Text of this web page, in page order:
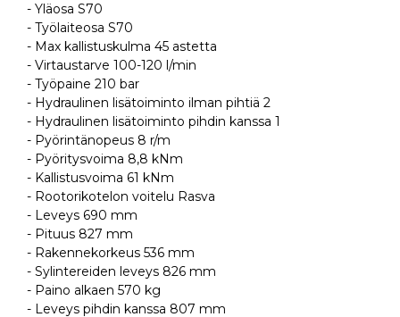
- Yläosa S70
- Työlaiteosa S70
- Max kallistuskulma 45 astetta
- Virtaustarve 100-120 l/min
- Työpaine 210 bar
- Hydraulinen lisätoiminto ilman pihtiä 2
- Hydraulinen lisätoiminto pihdin kanssa 1
- Pyörintänopeus 8 r/m
- Pyöritysvoima 8,8 kNm
- Kallistusvoima 61 kNm
- Rootorikotelon voitelu Rasva
- Leveys 690 mm
- Pituus 827 mm
- Rakennekorkeus 536 mm
- Sylintereiden leveys 826 mm
- Paino alkaen 570 kg
- Leveys pihdin kanssa 807 mm